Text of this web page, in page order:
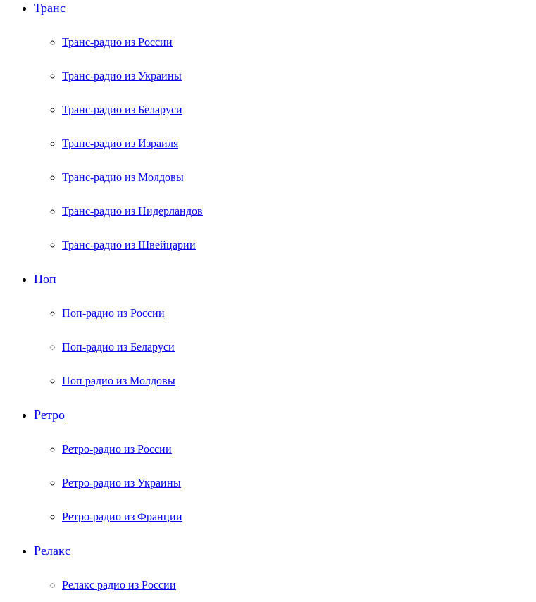
Транс
Транс-радио из России
Транс-радио из Украины
Транс-радио из Беларуси
Транс-радио из Израиля
Транс-радио из Молдовы
Транс-радио из Нидерландов
Транс-радио из Швейцарии
Поп
Поп-радио из России
Поп-радио из Беларуси
Поп радио из Молдовы
Ретро
Ретро-радио из России
Ретро-радио из Украины
Ретро-радио из Франции
Релакс
Релакс радио из России